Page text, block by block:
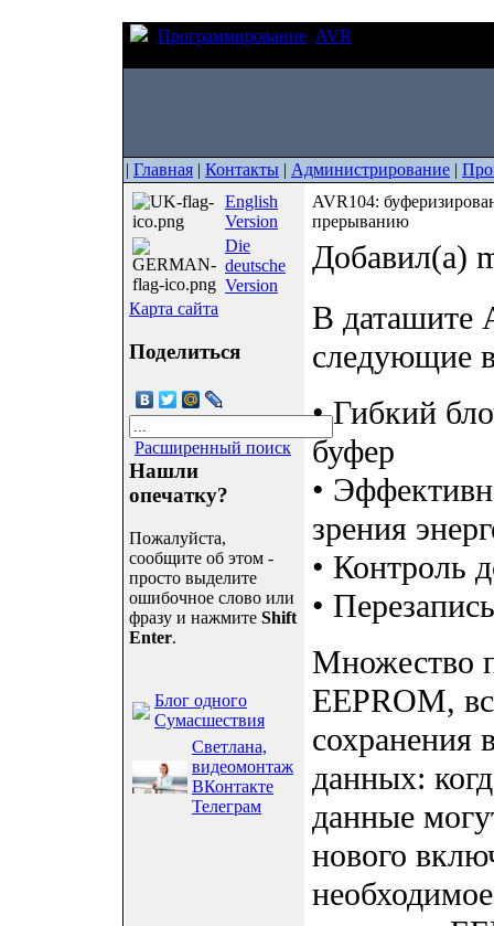
Программирование AVR
| Главная | Контакты | Администрирование |
English
Version
Die
deutsche
Version
Карта сайта
Поделиться
Расширенный поиск
Нашли
опечатку?
Пожалуйста,
сообщите об этом -
просто выделите
ошибочное слово или
фразу и нажмите Shift
Enter.
Блог одного
Сумасшествия
Светлана,
видеомонтаж
ВКонтакте
Телеграм
AVR104:
прерыванию
Добавил(а)
В даташите
следующие
• Гибкий
буфер
•
зрения
• Контроль
•
Множество
EEPROM,
сохранения
данных:
данные
нового